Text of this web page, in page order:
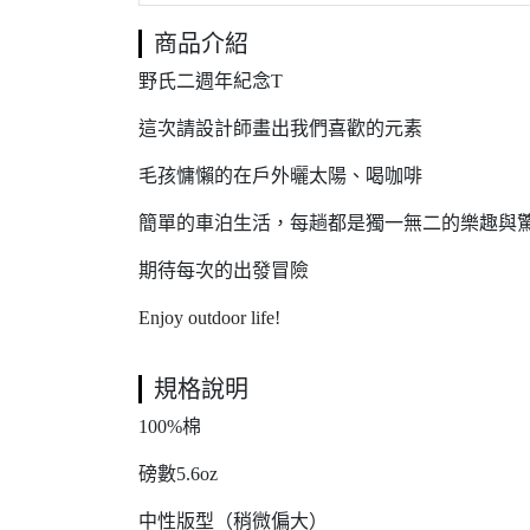
商品介紹
野氏二週年紀念T
這次請設計師畫出我們喜歡的元素
毛孩慵懶的在戶外曬太陽、喝咖啡
簡單的車泊生活，每趟都是獨一無二的樂趣與
期待每次的出發冒險
Enjoy outdoor life!
規格說明
100%棉
磅數5.6oz
中性版型（稍微偏大）